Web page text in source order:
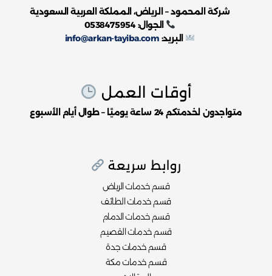
شركة المحمود – الرياض، المملكة العربية السعودية
الجوال: 0538475954
البريد: info@arkan-tayiba.com
أوقات العمل
متواجدون لخدمتكم 24 ساعة يوميًا – طوال أيام الأسبوع
روابط سريعة
قسم خدمات الرياض
قسم خدمات الطائف
قسم خدمات الدمام
قسم خدمات القصيم
قسم خدمات جدة
قسم خدمات مكة